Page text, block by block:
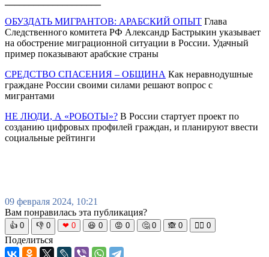
ОБУЗДАТЬ МИГРАНТОВ: АРАБСКИЙ ОПЫТ Глава
Следственного комитета РФ Александр Бастрыкин указывает
на обострение миграционной ситуации в России. Удачный
пример показывают арабские страны
СРЕДСТВО СПАСЕНИЯ – ОБЩИНА Как неравнодушные
граждане России своими силами решают вопрос с
мигрантами
НЕ ЛЮДИ, А «РОБОТЫ»? В России стартует проект по
созданию цифровых профилей граждан, и планируют ввести
социальные рейтинги
09 февраля 2024, 10:21
Вам понравилась эта публикация?
👍 0 👎 0 ❤ 0 😆 0 😡 0 🤔 0 🙈 0 🧘‍♀️ 0
Поделиться